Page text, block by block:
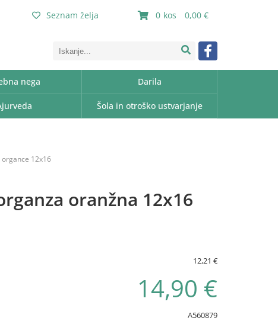
0 0,00
Seznam želja
nega Darila
Šola in otroško ustvarjanje
organce 12x16
oranžna 12x16
12,21 €
14,90 €
A560879